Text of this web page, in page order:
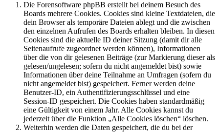
Die Forensoftware phpBB erstellt bei deinem Besuch des
Boards mehrere Cookies. Cookies sind kleine Textdateien, die
dein Browser als temporäre Dateien ablegt und die zwischen
den einzelnen Aufrufen des Boards erhalten bleiben. In diesen
Cookies sind die aktuelle ID deiner Sitzung (damit dir alle
Seitenaufrufe zugeordnet werden können), Informationen
über die von dir gelesenen Beiträge (zur Markierung dieser als
gelesen/ungelesen; sofern du nicht angemeldet bist) sowie
Informationen über deine Teilnahme an Umfragen (sofern du
nicht angemeldet bist) gespeichert. Ferner werden deine
Benutzer-ID, ein Authentifizierungsschlüssel und eine
Session-ID gespeichert. Die Cookies haben standardmäßig
eine Gültigkeit von einem Jahr. Alle Cookies kannst du
jederzeit über die Funktion „Alle Cookies löschen“ löschen.
Weiterhin werden die Daten gespeichert, die du bei der